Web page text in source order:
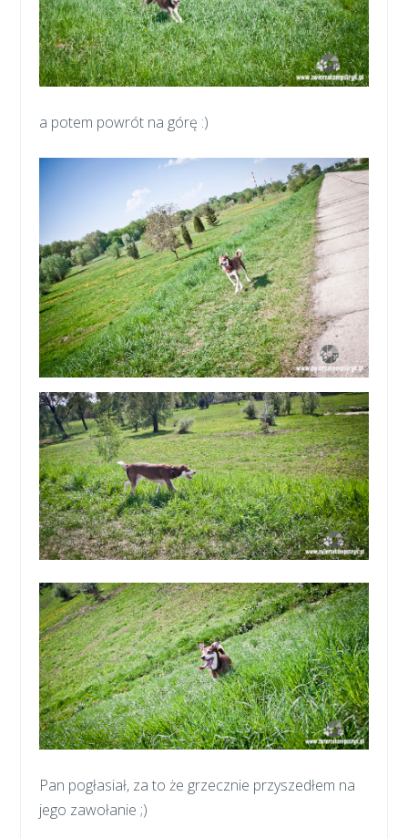
a potem powrót na górę :)
Pan pogłasiał, za to że grzecznie przyszedłem na
jego zawołanie ;)